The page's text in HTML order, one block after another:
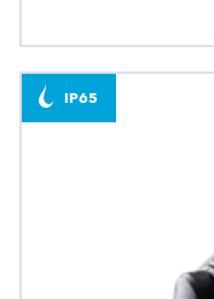
IP65